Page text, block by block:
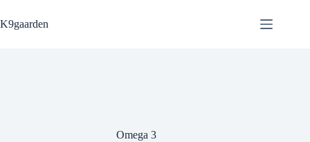
til
indhold
K9gaarden
Omega 3